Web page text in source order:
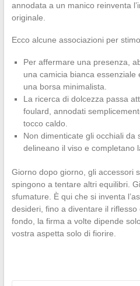
annodata a un manico reinventa
originale.
Ecco alcune associazioni per
Per affermare una presenza,
una camicia bianca
una borsa minimalista.
La ricerca di dolcezza passa
foulard, annodati
tocco caldo.
Non dimenticate gli occhiali da
delineano il viso e completano
Giorno dopo giorno, gli accessori
spingono a tentare altri equilibri.
sfumature. È qui che si inventa
desideri, fino a diventare il
fondo, la firma a volte dipende
vostra aspetta solo di fiorire.